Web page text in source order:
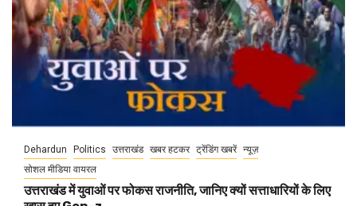
Dehardun Politics उत्तराखंड खबर हटकर ट्रेंडिंग खबरें न्यूज़
सोशल मीडिया वायरल
उत्तराखंड में युवाओं पर फोकस राजनीति, जानिए क्यों सत्ताधारियों के लिए